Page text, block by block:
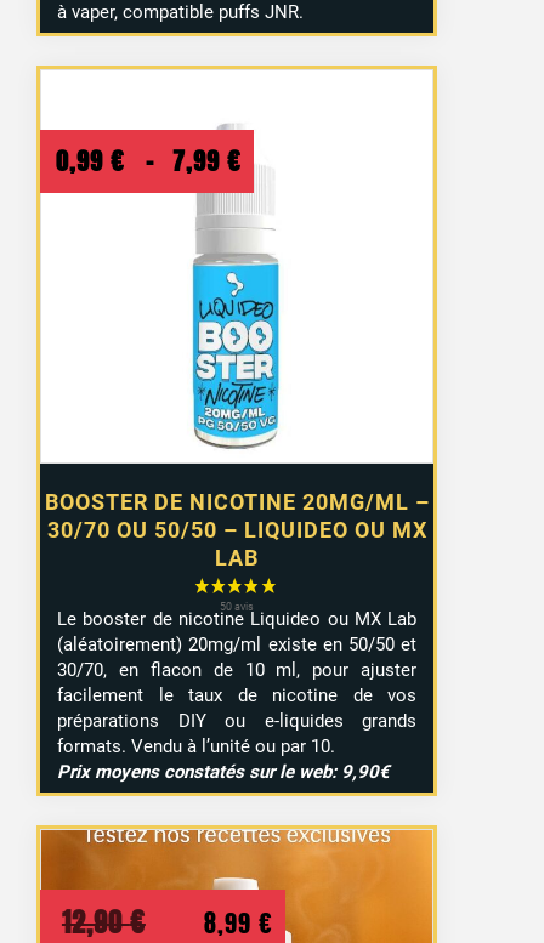
1 avis
àvaper,compatible puffs JNR.
BOOSTER DE NICOTINE 20MG/ML –
30/70 OU 50/50 – LIQUIDEO OU MX
LAB
0,99 € – 7,99 € Plage
de
prix :
0,99 €
à
7,99 €
Le booster de nicotine Liquideo ou MX Lab
(aléatoirement) 20mg/ml existe en 50/50 et
30/70, en flacon de 10 ml, pour ajuster
facilement le taux de nicotine de vos
préparations DIY ou e-liquides grands
formats. Vendu à l’unité ou par 10.
Prix moyens constatés sur le web: 9,90€
12,90€
Le
8,99 €
Le